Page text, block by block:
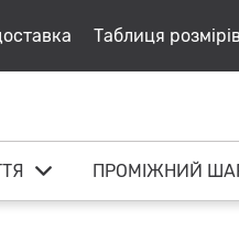
Таблиця розмірів
ПРОМІЖНИЙ